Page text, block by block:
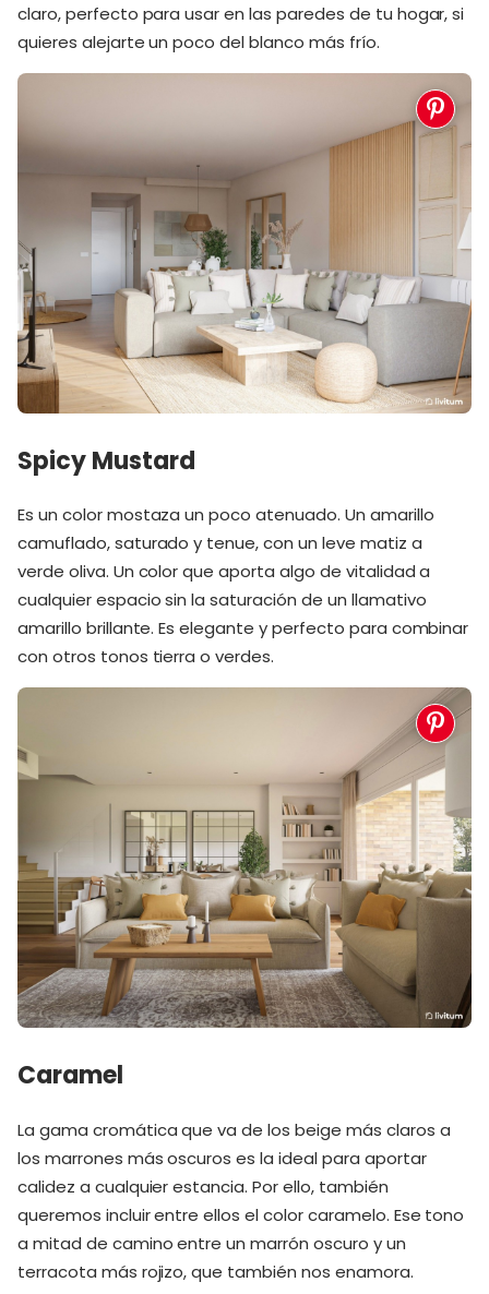
claro, perfecto para usar en las paredes de tu hogar, si
quieres alejarte un poco del blanco más frío.
Spicy Mustard
Es un color mostaza un poco atenuado. Un amarillo
camuflado, saturado y tenue, con un leve matiz a
verde oliva. Un color que aporta algo de vitalidad a
cualquier espacio sin la saturación de un llamativo
amarillo brillante. Es elegante y perfecto para combinar
con otros tonos tierra o verdes.
Caramel
La gama cromática que va de los beige más claros a
los marrones más oscuros es la ideal para aportar
calidez a cualquier estancia. Por ello, también
queremos incluir entre ellos el color caramelo. Ese tono
a mitad de camino entre un marrón oscuro y un
terracota más rojizo, que también nos enamora.